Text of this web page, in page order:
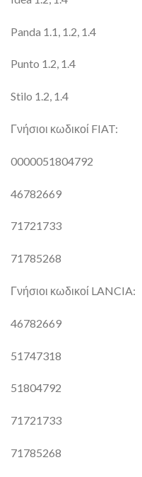
Panda 1.1, 1.2, 1.4
Punto 1.2, 1.4
Stilo 1.2, 1.4
Γνήσιοι κωδικοί FIAT:
0000051804792
46782669
71721733
71785268
Γνήσιοι κωδικοί LANCIA:
46782669
51747318
51804792
71721733
71785268